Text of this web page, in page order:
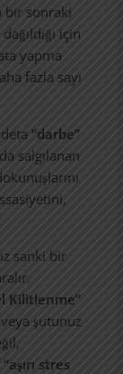
bir sonraki
için
yapma
fazla sayı
“darbe”
salgılanan
sanki bir
Kilitlenme”
şutunuz
“aşırı stres